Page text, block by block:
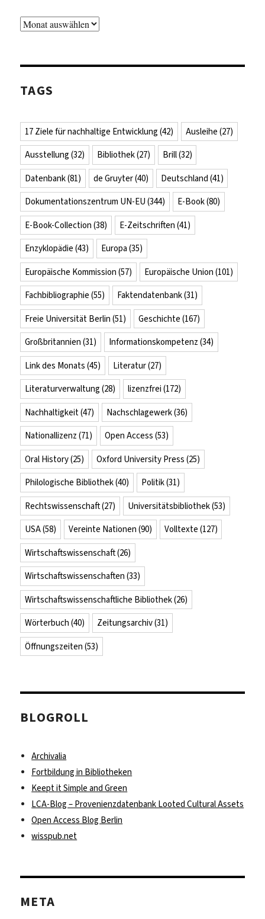
Archiv
TAGS
17 Ziele für nachhaltige Entwicklung (42) Ausleihe (27)
Ausstellung (32) Bibliothek(27) Brill(32)
Datenbank(81) de Gruyter(40) Deutschland (41)
Dokumentationszentrum UN-EU (344) E-Book(80)
E-Book-Collection (38) E-Zeitschriften (41)
Enzyklopädie (43) Europa (35)
Europäische Kommission (57) Europäische Union (101)
Fachbibliographie (55) Faktendatenbank(31)
Freie Universität Berlin (51) Geschichte (167)
Großbritannien (31) Informationskompetenz (34)
Link des Monats (45) Literatur(27)
Literaturverwaltung (28) lizenzfrei (172)
Nachhaltigkeit(47) Nachschlagewerk(36)
Nationallizenz (71) Open Access (53)
Oral History(25) Oxford University Press (25)
Philologische Bibliothek(40) Politik(31)
Rechtswissenschaft(27) Universitätsbibliothek(53)
USA(58) Vereinte Nationen (90) Volltexte (127)
Wirtschaftswissenschaft(26)
Wirtschaftswissenschaften (33)
Wirtschaftswissenschaftliche Bibliothek(26)
Wörterbuch (40) Zeitungsarchiv(31)
Öffnungszeiten (53)
BLOGROLL
Archivalia
Fortbildung in Bibliotheken
Keept it Simple and Green
LCA-Blog – Provenienzdatenbank Looted Cultural Assets
Open Access Blog Berlin
wisspub.net
META